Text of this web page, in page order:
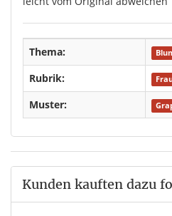
Thema:
Rubrik:
Muster:
Kunden kauften dazu